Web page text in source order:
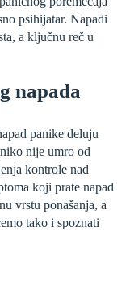
psihijatar. Napadi
a ključnu reč u
napada
panike deluju
nije umro od
kontrole nad
koji prate napad
vrstu ponašanja, a
tako i spoznati